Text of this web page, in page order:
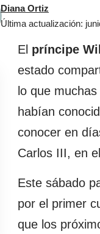
Última actualización:
Diana Ortiz
El príncipe
estado
lo que
habían
conocer en
Carlos III, en
Este sábado
por el primer
que los